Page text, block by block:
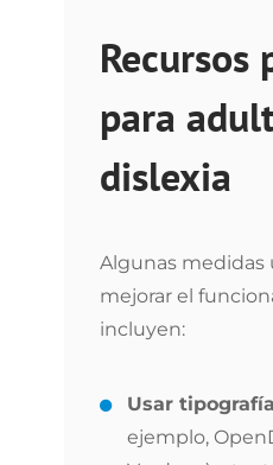
Recursos
para
dislexia
Algunas medidas
mejorar el
incluyen:
Usar
ejemplo,